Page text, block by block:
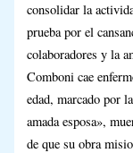
consolidar la
prueba por el
colaboradores y la
Comboni cae
edad, marcado por
amada esposa»,
de que su obra